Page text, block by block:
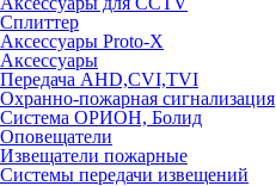
Сплиттер
Аксессуары Proto-X
Аксессуары
Передача AHD,CVI,TVI
Охранно-пожарная сигнализация
Система ОРИОН, Болид
Оповещатели
Извещатели пожарные
Системы передачи извещений